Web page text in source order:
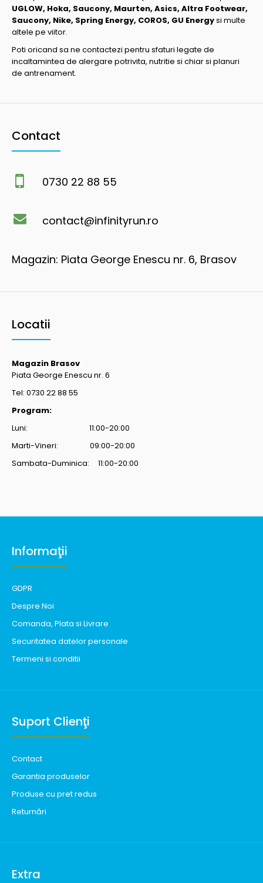
UGLOW, Hoka, Saucony, Maurten, Asics, Altra Footwear,
Saucony, Nike, Spring Energy, COROS, GU Energysi multe
altele pe viitor.
Poti oricand sa ne contactezi pentru sfaturi legate de
incaltamintea de alergare potrivita, nutritie si chiar si planuri
de antrenament.
Contact
0730 22 88 55
contact@infinityrun.ro
Magazin: Piata George Enescu nr. 6, Brasov
Locatii
Magazin Brasov
Piata George Enescu nr. 6
Tel: 0730 22 88 55
Program:
Luni: 11:00-20:00
Marti-Vineri: 09:00-20:00
Sambata-Duminica: 11:00-20:00
Informaţii
GDPR
Despre Noi
Comanda, Plata si Livrare
Securitatea datelor personale
Termeni si conditii
Suport Clienţi
Contact
Garantia produselor
Produse cu pret redus
Returnări
Extra